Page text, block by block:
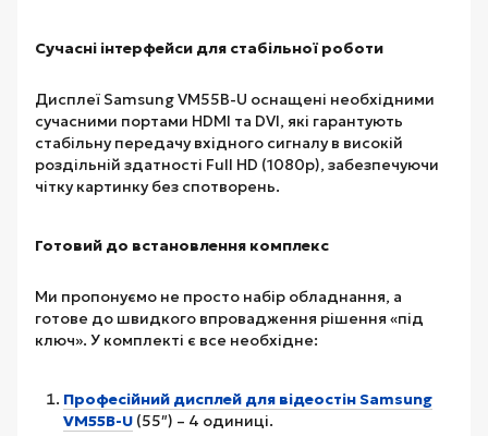
Сучасні інтерфейси для стабільної роботи
Дисплеї Samsung VM55B-U оснащені необхідними
сучасними портами HDMI та DVI, які гарантують
стабільну передачу вхідного сигналу в високій
роздільній здатності Full HD (1080p), забезпечуючи
чітку картинку без спотворень.
Готовий до встановлення комплекс
Ми пропонуємо не просто набір обладнання, а
готове до швидкого впровадження рішення «під
ключ». У комплекті є все необхідне:
Професійний дисплей для відеостін Samsung
VM55B-U (55″) – 4 одиниці.